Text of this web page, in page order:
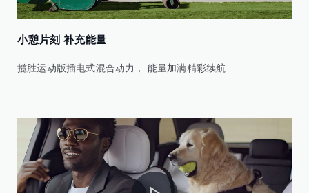
小憩片刻 补充能量
揽胜运动版插电式混合动力， 能量加满精彩续航